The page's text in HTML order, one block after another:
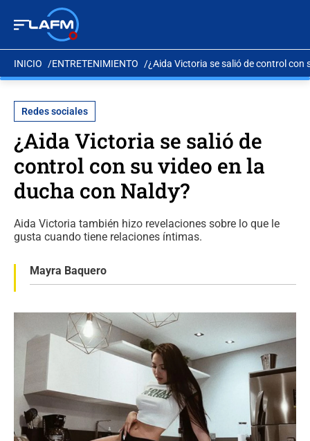
INICIO ENTRETENIMIENTO ¿Aida Victoria se salió de control con
Redes sociales
¿Aida Victoria se salió de
control con su video en la
ducha con Naldy?
Aida Victoria también hizo revelaciones sobre lo que le
gusta cuando tiene relaciones íntimas.
Mayra Baquero